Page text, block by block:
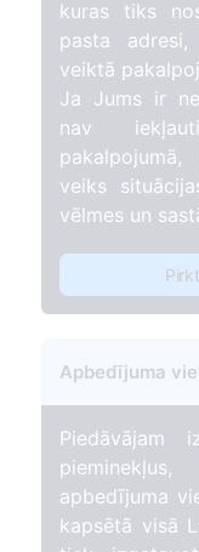
kuras tiks
pasta
veiktā
Ja Jums ir
nav
veiks
vēlmes un
Pirkt
Apbedījuma
Piedāvājam
apbedījuma
kapsētā visā